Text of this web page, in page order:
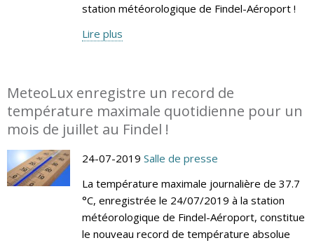
station météorologique de Findel-Aéroport !
Lire plus
MeteoLux enregistre un record de
température maximale quotidienne pour un
mois de juillet au Findel !
24-07-2019 Salle de presse
La température maximale journalière de 37.7
°C, enregistrée le 24/07/2019 à la station
météorologique de Findel-Aéroport, constitue
le nouveau record de température absolue